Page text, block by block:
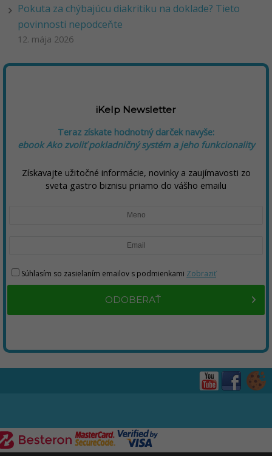
Pokuta za chýbajúcu diakritiku na doklade? Tieto
povinnosti nepodceňte
12. mája 2026
iKelp Newsletter
Teraz získate hodnotný darček navyše:
ebook Ako zvoliť pokladničný systém a jeho funkcionality
Získavajte užitočné informácie, novinky a zaujímavosti zo
sveta gastro biznisu priamo do vášho emailu
Súhlasím so zasielaním emailov s podmienkami Zobraziť
ODOBERAŤ